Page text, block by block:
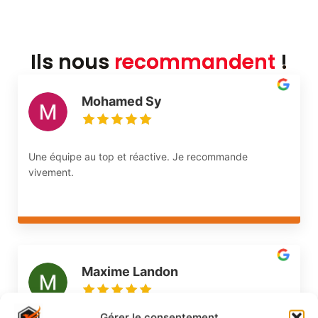
Ils nous recommandent !
Mohamed Sy
Une équipe au top et réactive. Je recommande
vivement.
Maxime Landon